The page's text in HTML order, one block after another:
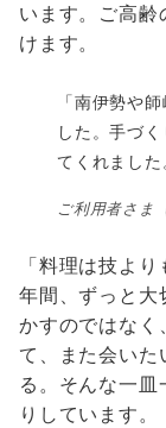
います。ご高齢
けます。
「南伊勢や
した。手づ
てくれました
ご利用者さま
「料理は技よ
年間、ずっと大
かすのではなく
て、また会いた
る。そんな一
りしています。